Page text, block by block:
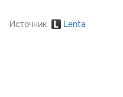
Источник Lenta